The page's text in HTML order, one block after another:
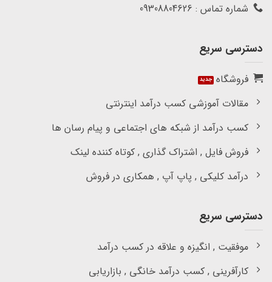
شماره تماس : 09308804626
دسترسی سریع
فروشگاه
مقالات آموزشی کسب درآمد اینترنتی
کسب درآمد از شبکه های اجتماعی و پیام رسان ها
فروش فایل , اشتراک گذاری , کوتاه کننده لینک
درآمد کلیکی , پاپ آپ , همکاری در فروش
دسترسی سریع
موفقیت , انگیزه و علاقه در کسب درآمد
کارآفرینی , کسب درآمد خانگی , بازاریابی